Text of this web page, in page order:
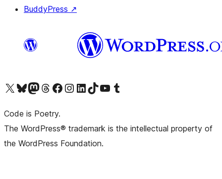
BuddyPress ↗
Visita il nostro account X (ex Twitter)
Visita il nostro account Bluesky
Visita il nostro account Mastodon
Visita il nostro account Threads
Visita la nostra pagina Facebook
Visita il nostro account Instagram
Visita il nostro account LinkedIn
Visita il nostro account TikTok
Visita il nostro canale YouTube
Visita il nostro account Tumblr
Code is Poetry.
The WordPress® trademark is the intellectual property of
the WordPress Foundation.